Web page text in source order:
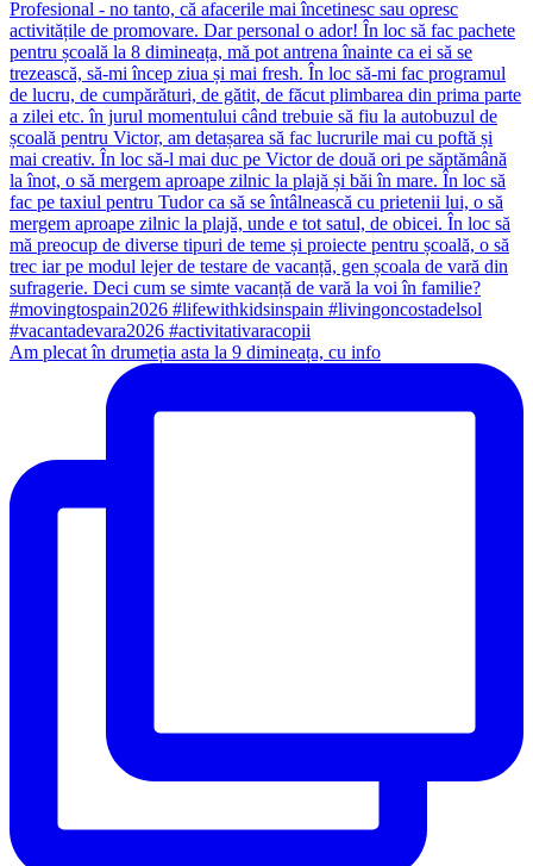
Am plecat în drumeția asta la 9 dimineața, cu info